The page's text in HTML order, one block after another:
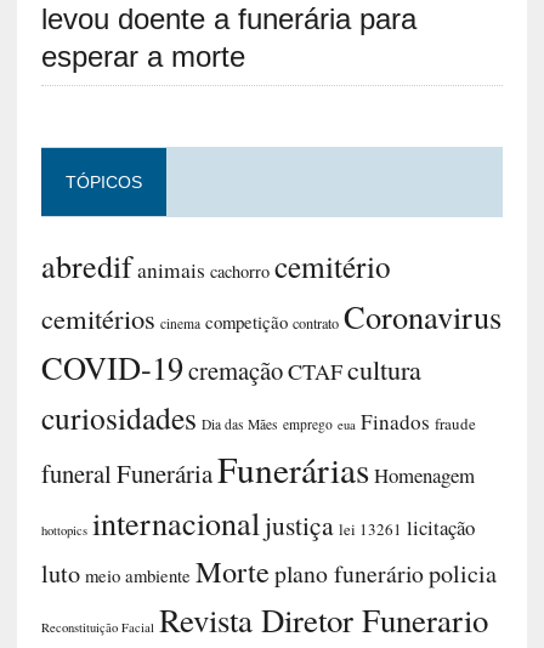
levou doente a funerária para
esperar a morte
TÓPICOS
abredifanimais cachorro cemitério
cemitérios cinema competição contrato Coronavirus
COVID-19cremaçãoCTAFcultura
curiosidades Dia das Mães emprego eua Finados fraude
funeralFuneráriaFuneráriasHomenagem
hottopics internacionaljustiça lei 13261 licitação
luto meio ambiente Morteplano funeráriopolicia
Reconstituição Facial Revista Diretor Funerario